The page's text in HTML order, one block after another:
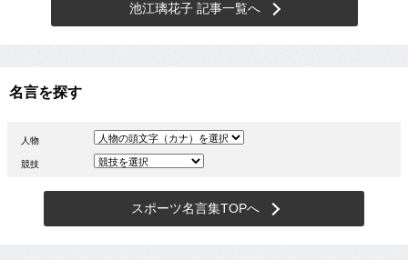
池江璃花子 記事一覧へ
名言を探す
人物
競技
スポーツ名言集TOPへ